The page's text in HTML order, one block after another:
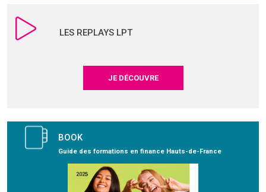
LES REPLAYS LPT
JE DÉCOUVRE
BOOK
Guide des formations en finance Hauts-de-France